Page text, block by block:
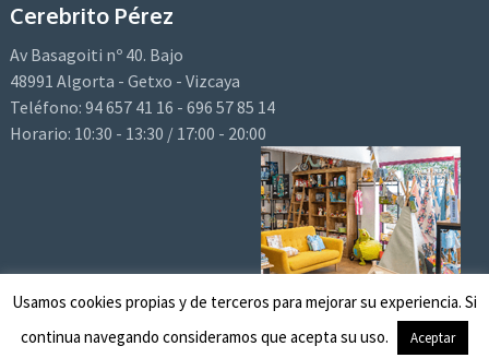
Cerebrito Pérez
Av Basagoiti nº 40. Bajo
48991 Algorta - Getxo - Vizcaya
Teléfono: 94 657 41 16 - 696 57 85 14
Horario: 10:30 - 13:30 / 17:00 - 20:00
Usamos cookies propias y de terceros para mejorar su experiencia. Si
continua navegando consideramos que acepta su uso.
Aceptar